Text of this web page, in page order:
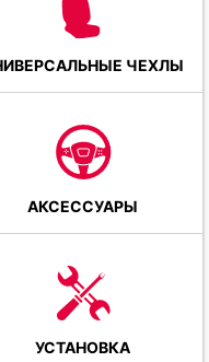
ЧЕХЛЫ
АКСЕССУАРЫ
УСТАНОВКА